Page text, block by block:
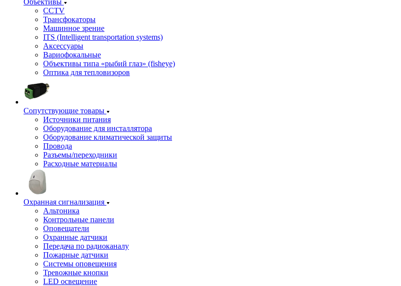
Объективы
CCTV
Трансфокаторы
Машинное зрение
ITS (Intelligent transportation systems)
Аксессуары
Вариофокальные
Объективы типа «рыбий глаз» (fisheye)
Оптика для тепловизоров
Сопутствующие товары
Источники питания
Оборудование для инсталлятора
Оборудование климатической защиты
Провода
Разъемы/переходники
Расходные материалы
Охранная сигнализация
Альтоника
Контрольные панели
Оповещатели
Охранные датчики
Передача по радиоканалу
Пожарные датчики
Системы оповещения
Тревожные кнопки
LED освещение